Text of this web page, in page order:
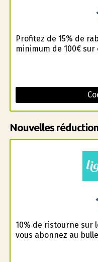
Profitez de 15% de
minimum de 100€
Nouvelles
10% de ristourne sur
vous abonnez au